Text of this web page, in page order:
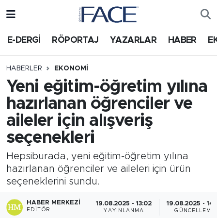
E-DERGİ RÖPORTAJ YAZARLAR HABER
HABERLER EKONOMI
Yeni eğitim-öğretim yılına
hazırlanan öğrenciler ve
aileler için alışveriş
seçenekleri
Hepsiburada, yeni eğitim-öğretim yılına
hazırlanan öğrenciler ve aileleri için ürün
seçeneklerini sundu.
HABER MERKEZI
EDITÖR
19.08.2025 - 13:02
YAYINLANMA
19.08.2025 -
GÜNCELLEME
HABER
Nöbetçi Eczaneler
Trafik Durumu
Süper Lig Puan Durumu ve Fikstür
Tüm Manşetler
Son Dakika Haberleri
Haber Arşivi